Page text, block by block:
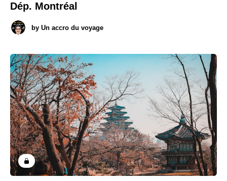
Dép. Montréal
by Un accro du voyage